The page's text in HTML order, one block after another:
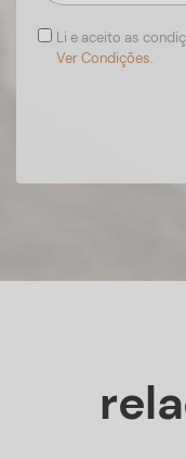
Li e aceito as
Ver Condições.